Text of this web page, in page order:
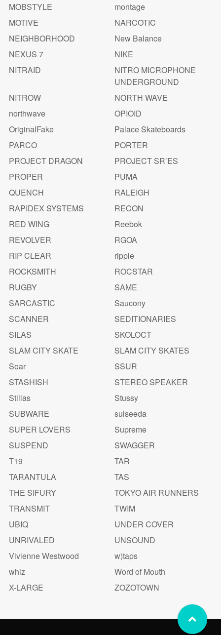
MOBSTYLE
montage
MOTIVE
NARCOTIC
NEIGHBORHOOD
New Balance
NEXUS 7
NIKE
NITRAID
NITRO MICROPHONE
UNDERGROUND
NITROW
NORTH WAVE
northwave
OPIOID
OriginalFake
Palace Skateboards
PARCO
PORTER
PROJECT DRAGON
PROJECT SR’ES
PROPER
PUMA
QUENCH
RALEIGH
RAPIDEX SYSTEMS
RECON
RED WING
Reebok
REVOLVER
RGOA
RIP CLEAR
ripple
ROCKSMITH
ROCSTAR
RUGBY
SAME
SARCASTIC
Saucony
SCANNER
SEDITIONARIES
SILAS
SKOLOCT
SLAM CITY SKATE
SLAM CITY SKATES
Soar
SSUR
STASHISH
STEREO SPEAKER
Stillas
Stussy
SUBWARE
suiseeda
SUPER LOVERS
Supreme
SUSPEND
SWAGGER
T19
TAR
TARANTULA
TAS
THE SIFURY
TOKYO AIR RUNNERS
TRANSMIT
TWIM
UBIQ
UNDER COVER
UNRIVALED
UNSOUND
Vivienne Westwood
w)taps
whiz
Word of Mouth
X-LARGE
ZOZOTOWN